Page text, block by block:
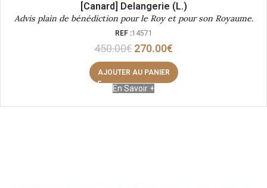
[Canard] Delangerie (L.)
Advis plain de bénédiction pour le Roy et pour son Royaume.
REF :14571
450.00€270.00€
AJOUTER AU PANIER
En Savoir +